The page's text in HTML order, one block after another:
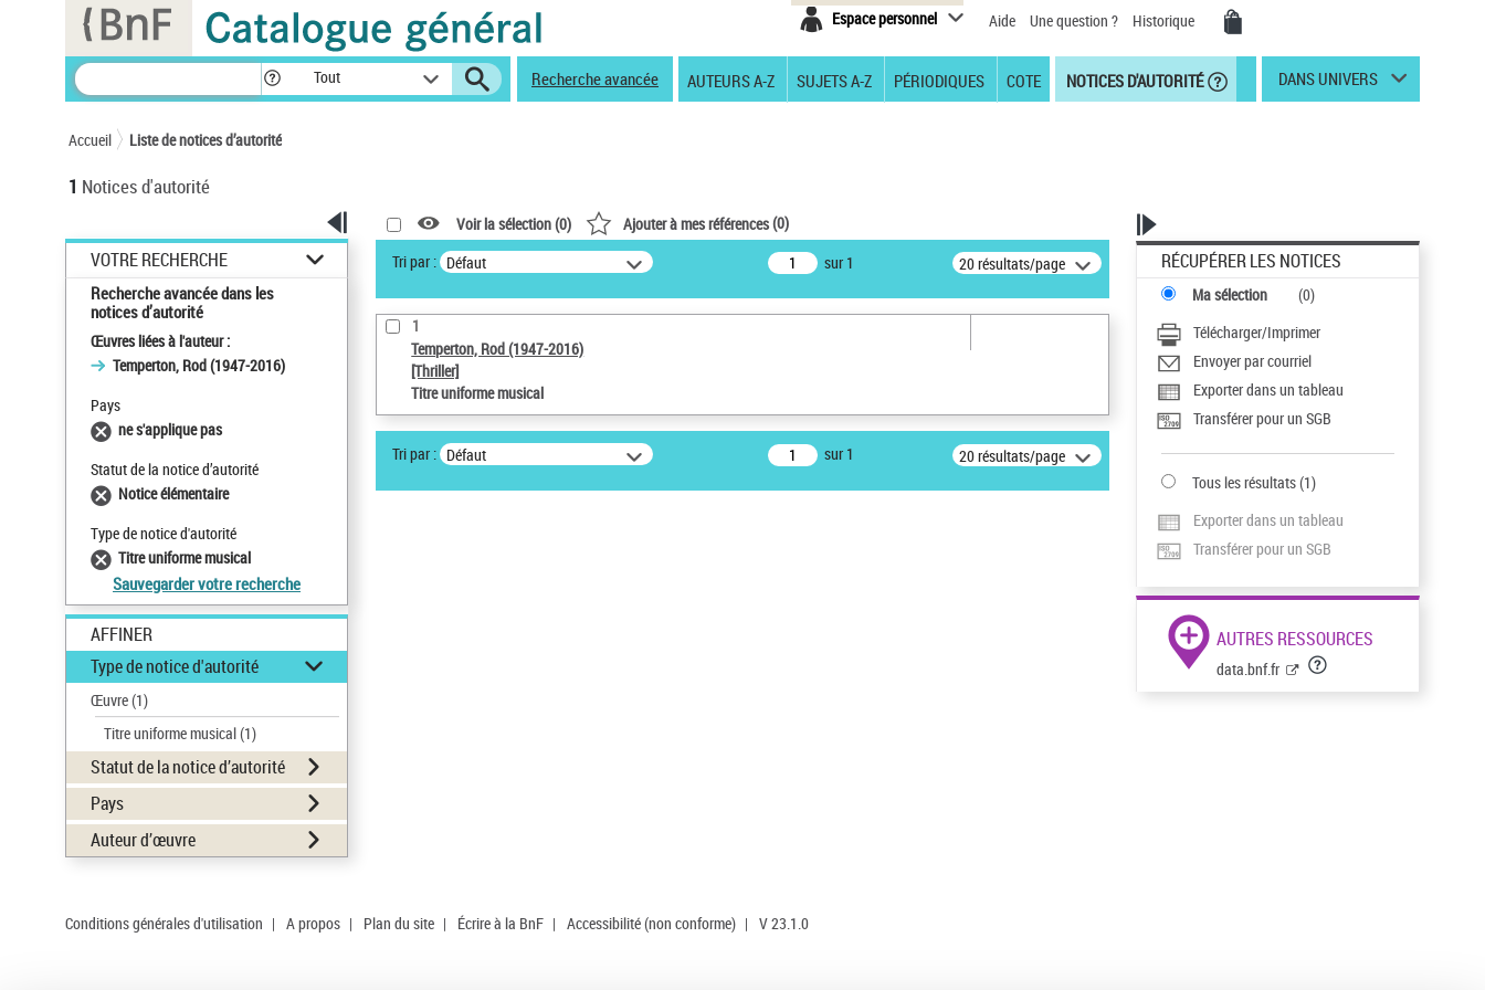
Espace personnel Aide Une question ? Historique
Tout Recherche avancée AUTEURS A-Z SUJETS A-Z PÉRIODIQUES COTE NOTICES D'AUTORITÉ DANS UNIVERS
Accueil Liste de notices d’autorité
1 Notices d'autorité
VOTRE RECHERCHE
Recherche avancée dans les
notices d’autorité
Œuvres liées à l'auteur :
Temperton, Rod (1947-2016)
Pays
ne s'applique pas
Statut de la notice d’autorité
Notice élémentaire
Type de notice d'autorité
Titre uniforme musical
Sauvegarder votre recherche
AFFINER
Type de notice d'autorité
Œuvre(1)
Titre uniforme musical(1)
Statut de la notice d’autorité
Pays
Auteur d’œuvre
Voir la sélection (0) Ajouter à mes références(0)
Tri par : Défaut sur 1 20 résultats/page
1
Temperton, Rod (1947-2016)
[Thriller]
Titre uniforme musical
Tri par : Défaut sur 1 20 résultats/page
RÉCUPÉRER LES NOTICES
Ma sélection (0)
Télécharger/Imprimer
Envoyer par courriel
Exporter dans un tableau
Transférer pour un SGB
Tous les résultats(1)
Exporter dans un tableau
Transférer pour un SGB
AUTRES RESSOURCES
data.bnf.fr
Conditions générales d'utilisation | A propos | Plan du site | Écrire à la BnF | Accessibilité (non conforme) | V 23.1.0
Panneau de gestion des cookies